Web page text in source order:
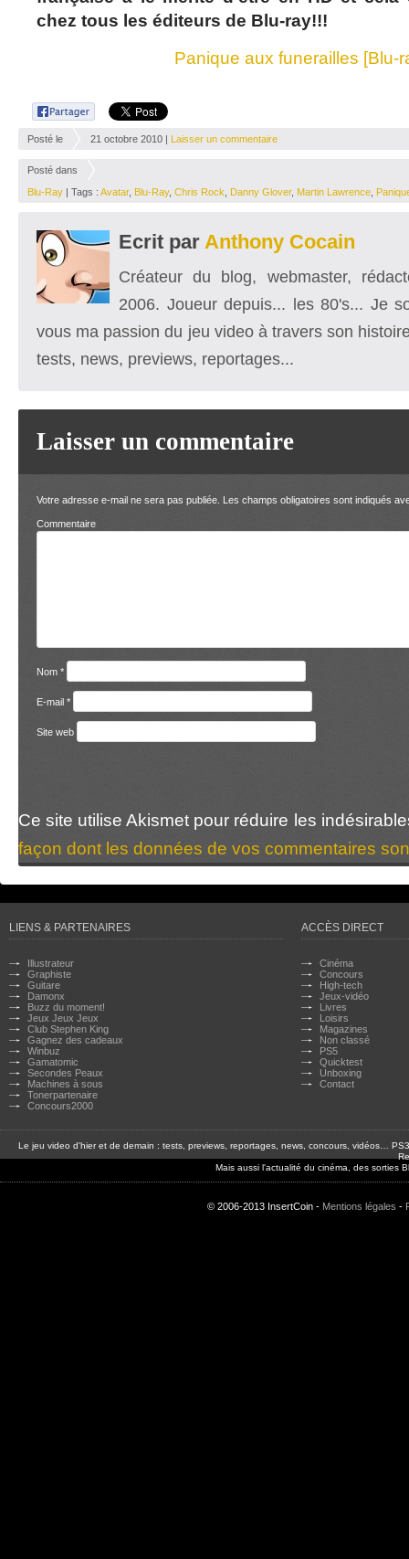
chez tous les éditeurs de Blu-ray!!!
Panique aux funerailles [Blu-
Posté le 21 octobre 2010 | Laisser un commentaire
Posté dans
Blu-Ray
| Tags : Avatar, Blu-Ray, Chris Rock Danny Glover, Martin Lawrence
Ecrit par Anthony Cocain
Créateur du blog, webmaster,
2006. Joueur depuis... les 80's... Je
vous ma passion du jeu video à travers son
tests, news, previews, reportages...
Laisser un commentaire
Votre adresse e-mail ne sera pas publiée. Les champs obligatoires sont indiqués
Nom *
E-mail *
Site web
Ce site utilise Akismet pour réduire les
façon dont les données de vos commentaires
LIENS & PARTENAIRES
Illustrateur
Graphiste
Guitare
Damonx
Buzz du moment!
Jeux Jeux Jeux
Club Stephen King
Gagnez des cadeaux
Winbuz
Gamatomic
Secondes Peaux
Machines à sous
Tonerpartenaire
Concours2000
ACCÈS DIRECT
Cinéma
Concours
High-tech
Jeux-vidéo
Livres
Loisirs
Magazines
Non classé
PS5
Quicktest
Unboxing
Contact
Le jeu video d'hier et de demain : tests, previews, reportages, news, concours, vidéos…
Mais aussi l'actualité du cinéma, des sorties
© 2006-2013 InsertCoin - Mentions légales -